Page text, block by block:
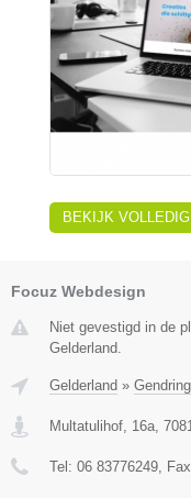
BEKIJK
Focuz Webdesign
Niet gevestigd in de
Gelderland.
Gelderland »
Multatulihof, 16a,
Tel: 06 83776249,